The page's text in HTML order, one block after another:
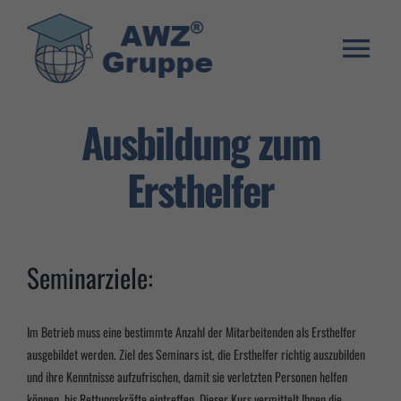
springen
Franchise System
Ausbildung zum
Ersthelfer
Seminarziele:
Im Betrieb muss eine bestimmte Anzahl der Mitarbeitenden als Ersthelfer
ausgebildet werden. Ziel des Seminars ist, die Ersthelfer richtig auszubilden
und ihre Kenntnisse aufzufrischen, damit sie verletzten Personen helfen